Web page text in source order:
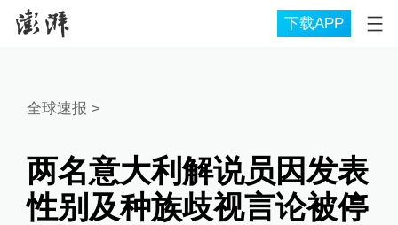
下载APP
全球速报 >
两名意大利解说员因发表
性别及种族歧视言论被停